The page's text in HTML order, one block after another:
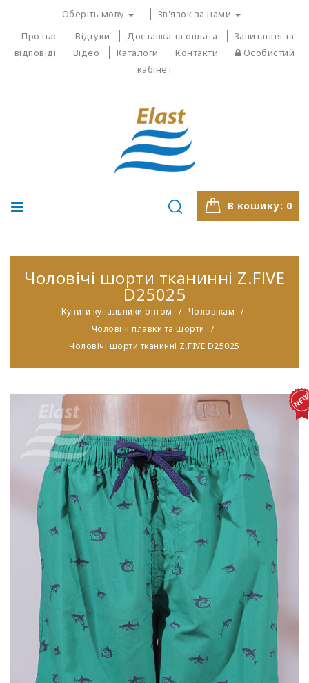
Оберіть мову
Зв'язок за нами
Про нас
Відгуки Доставка та оплата
Запитання та
відповіді
Відео Каталоги Контакти
Особистий
кабінет
В кошику: 0
Чоловічі шорти тканинні Z.FIVE
D25025
Купити купальники оптом
Чоловікам
Чоловічі плавки та шорти
Чоловічі шорти тканинні Z.FIVE D25025